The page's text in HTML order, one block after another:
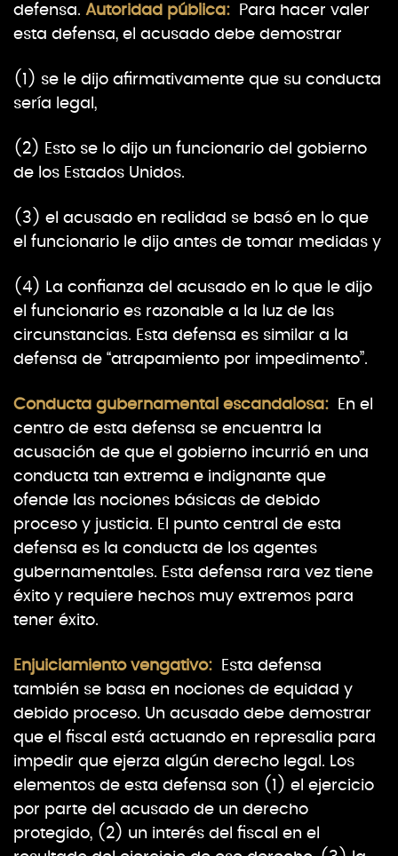
defensa. Autoridad pública: Para hacer valer
esta defensa, el acusado debe demostrar
(1) se le dijo afirmativamente que su conducta
sería legal,
(2) Esto se lo dijo un funcionario del gobierno
de los Estados Unidos.
(3) el acusado en realidad se basó en lo que
el funcionario le dijo antes de tomar medidas y
(4) La confianza del acusado en lo que le dijo
el funcionario es razonable a la luz de las
circunstancias. Esta defensa es similar a la
defensa de “atrapamiento por impedimento”.
Conducta gubernamental escandalosa:
En el
centro de esta defensa se encuentra la
acusación de que el gobierno incurrió en una
conducta tan extrema e indignante que
ofende las nociones básicas de debido
proceso y justicia. El punto central de esta
defensa es la conducta de los agentes
gubernamentales. Esta defensa rara vez tiene
éxito y requiere hechos muy extremos para
tener éxito.
Enjuiciamiento vengativo:
Esta defensa
también se basa en nociones de equidad y
debido proceso. Un acusado debe demostrar
que el fiscal está actuando en represalia para
impedir que ejerza algún derecho legal. Los
elementos de esta defensa son (1) el ejercicio
por parte del acusado de un derecho
protegido, (2) un interés del fiscal en el